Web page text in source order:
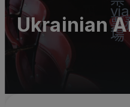
票
場
Ukrainian
Citizens'
Parking